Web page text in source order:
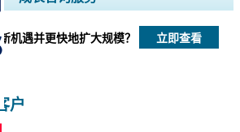
以及最终用户洞察。
立即定制
机遇并更快地扩大规模？ 立即查看
户